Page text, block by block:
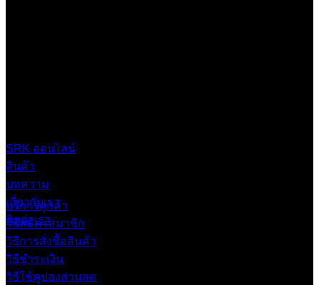
SRK ออนไลน์
สินค้า
บทความ
เกี่ยวกับเรา
ติดต่อเรา
บริการลูกค้า
วิธีสมัครสมาชิก
วิธีการสั่งซื้อสินค้า
วิธีชำระเงิน
วิธีใช้คูปองส่วนลด